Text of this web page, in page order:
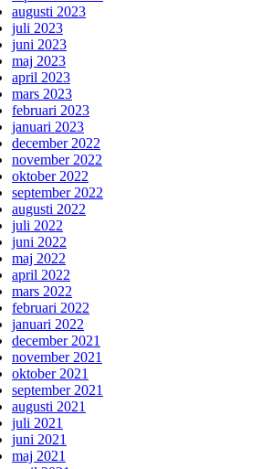
augusti 2023
juli 2023
juni 2023
maj 2023
april 2023
mars 2023
februari 2023
januari 2023
december 2022
november 2022
oktober 2022
september 2022
augusti 2022
juli 2022
juni 2022
maj 2022
april 2022
mars 2022
februari 2022
januari 2022
december 2021
november 2021
oktober 2021
september 2021
augusti 2021
juli 2021
juni 2021
maj 2021